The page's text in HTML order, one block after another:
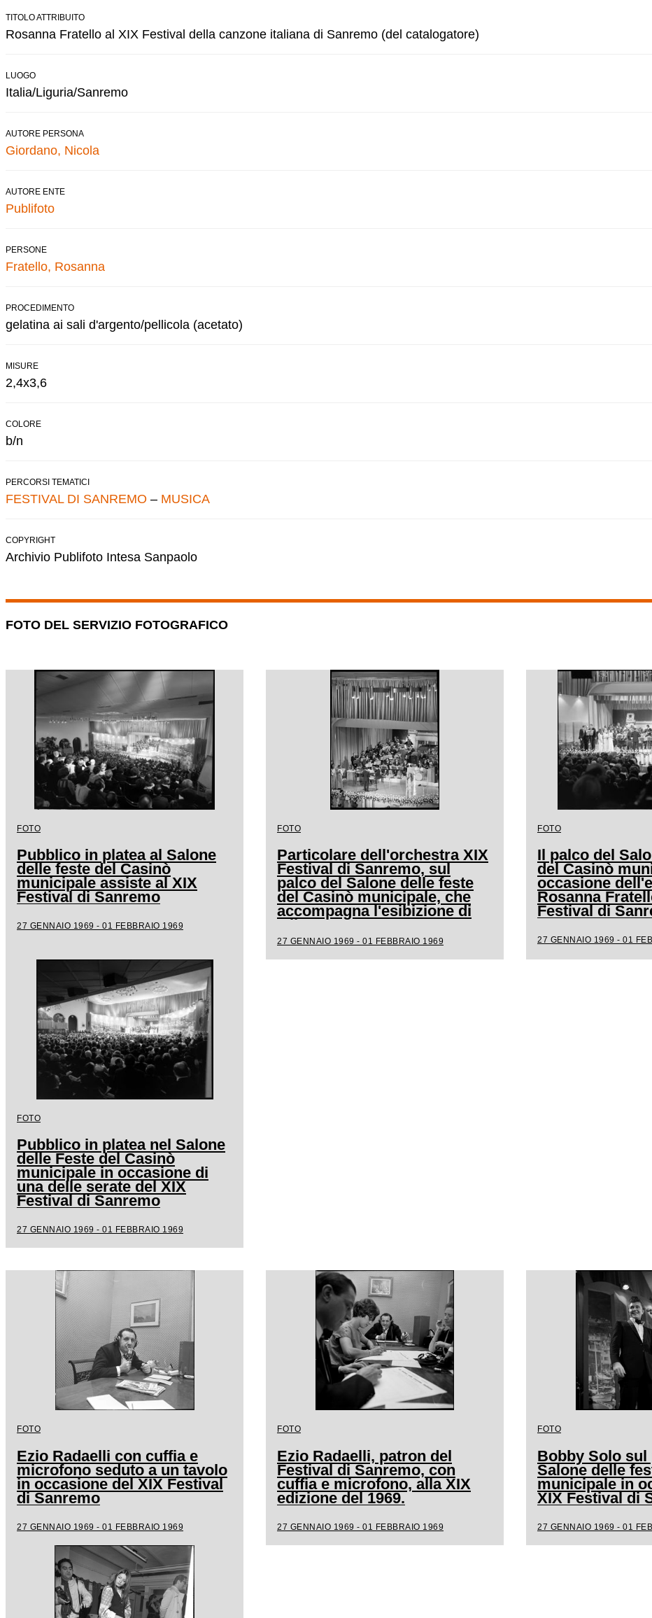
TITOLO ATTRIBUITO
Rosanna Fratello al XIX Festival della canzone italiana di Sanremo (del catalogatore)
LUOGO
Italia/Liguria/Sanremo
AUTORE PERSONA
Giordano, Nicola
AUTORE ENTE
Publifoto
PERSONE
Fratello, Rosanna
PROCEDIMENTO
gelatina ai sali d'argento/pellicola (acetato)
MISURE
2,4x3,6
COLORE
b/n
PERCORSI TEMATICI
FESTIVAL DI SANREMO – MUSICA
COPYRIGHT
Archivio Publifoto Intesa Sanpaolo
FOTO DEL SERVIZIO FOTOGRAFICO
FOTO
Pubblico in platea al Salone
delle feste del Casinò
municipale assiste al XIX
Festival di Sanremo
27 GENNAIO 1969 - 01 FEBBRAIO 1969
FOTO
Particolare dell'orchestra XIX
Festival di Sanremo, sul
palco del Salone delle feste
del Casinò municipale, che
accompagna l'esibizione di
Milva
27 GENNAIO 1969 - 01 FEBBRAIO 1969
FOTO
Il palco del
del Casinò
occasione
Rosanna
Festival di
27 GENNAIO 1969 - 01
FOTO
Pubblico in platea nel Salone
delle Feste del Casinò
municipale in occasione di
una delle serate del XIX
Festival di Sanremo
27 GENNAIO 1969 - 01 FEBBRAIO 1969
FOTO
Ezio Radaelli con cuffia e
microfono seduto a un tavolo
in occasione del XIX Festival
di Sanremo
27 GENNAIO 1969 - 01 FEBBRAIO 1969
FOTO
Ezio Radaelli, patron del
Festival di Sanremo, con
cuffia e microfono, alla XIX
edizione del 1969.
27 GENNAIO 1969 - 01 FEBBRAIO 1969
FOTO
Bobby Solo sul
Salone delle
municipale in
XIX Festival di
27 GENNAIO 1969 - 01